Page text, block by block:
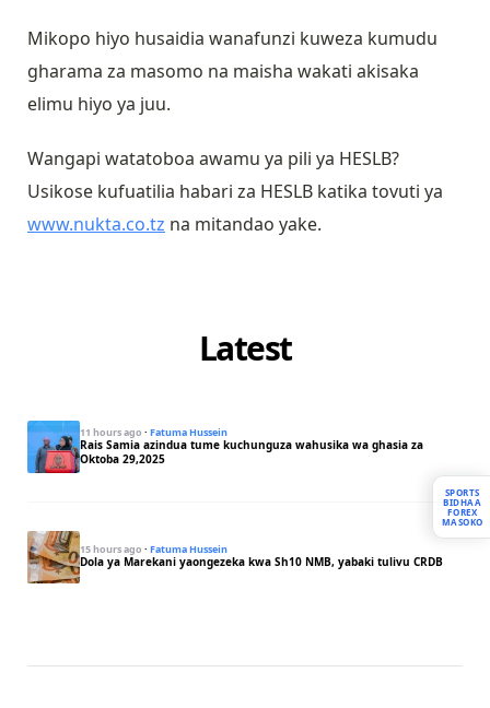
Mikopo hiyo husaidia wanafunzi kuweza kumudu
gharama za masomo na maisha wakati akisaka
elimu hiyo ya juu.
Wangapi watatoboa awamu ya pili ya HESLB?
Usikose kufuatilia habari za HESLB katika tovuti ya
www.nukta.co.tz na mitandao yake.
Latest
11 hours ago · Fatuma Hussein
Rais Samia azindua tume kuchunguza wahusika wa ghasia za
Oktoba 29,2025
15 hours ago · Fatuma Hussein
Dola ya Marekani yaongezeka kwa Sh10 NMB, yabaki tulivu CRDB
SPORTS
BIDHAA
FOREX
MASOKO